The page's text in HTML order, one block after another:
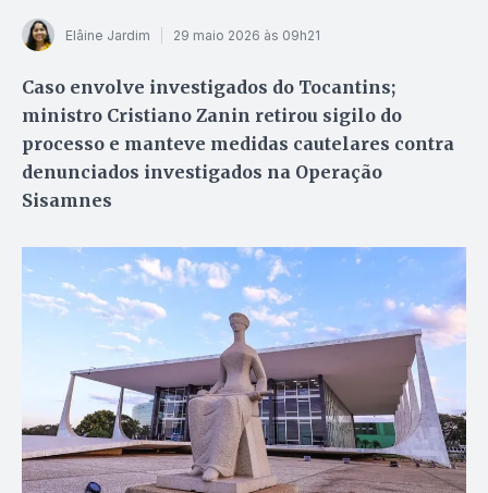
Elâine Jardim 29 maio 2026 às 09h21
Caso envolve investigados do Tocantins;
ministro Cristiano Zanin retirou sigilo do
processo e manteve medidas cautelares contra
denunciados investigados na Operação
Sisamnes